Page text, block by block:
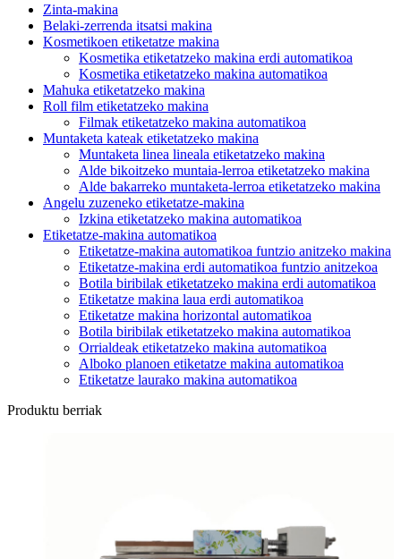
Zinta-makina
Belaki-zerrenda itsatsi makina
Kosmetikoen etiketatze makina
Kosmetika etiketatzeko makina erdi automatikoa
Kosmetika etiketatzeko makina automatikoa
Mahuka etiketatzeko makina
Roll film etiketatzeko makina
Filmak etiketatzeko makina automatikoa
Muntaketa kateak etiketatzeko makina
Muntaketa linea lineala etiketatzeko makina
Alde bikoitzeko muntaia-lerroa etiketatzeko makina
Alde bakarreko muntaketa-lerroa etiketatzeko makina
Angelu zuzeneko etiketatze-makina
Izkina etiketatzeko makina automatikoa
Etiketatze-makina automatikoa
Etiketatze-makina automatikoa funtzio anitzeko makina
Etiketatze-makina erdi automatikoa funtzio anitzekoa
Botila biribilak etiketatzeko makina erdi automatikoa
Etiketatze makina laua erdi automatikoa
Etiketatze makina horizontal automatikoa
Botila biribilak etiketatzeko makina automatikoa
Orrialdeak etiketatzeko makina automatikoa
Alboko planoen etiketatze makina automatikoa
Etiketatze laurako makina automatikoa
Produktu berriak